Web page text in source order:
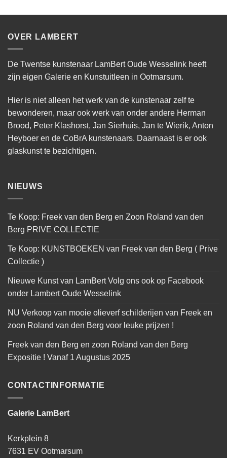
OVER LAMBERT
De Twentse kunstenaar LamBert Oude Wesselink heeft
zijn eigen Galerie en Kunstuitleen in Ootmarsum.
Hier is niet alleen het werk van de kunstenaar zelf te
bewonderen, maar ook werk van onder andere Herman
Brood, Peter Klashorst, Jan Sierhuis, Jan te Wierik, Anton
Heyboer en de CoBrA kunstenaars. Daarnaast is er ook
glaskunst te bezichtigen.
NIEUWS
Te Koop: Freek van den Berg en Zoon Roland van den
Berg PRIVE COLLECTIE
Te Koop: KUNSTBOEKEN van Freek van den Berg ( Prive
Collectie )
Nieuwe Kunst van LamBert Volg ons ook op Facebook
onder Lambert Oude Wesselink
NU Verkoop van mooie olieverf schilderijen van Freek en
zoon Roland van den Berg voor leuke prijzen !
Freek van den Berg en zoon Roland van den Berg
Expositie ! Vanaf 1 Augustus 2025
CONTACTINFORMATIE
Galerie LamBert
Kerkplein 8
7631 EV Ootmarsum